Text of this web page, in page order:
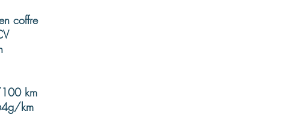
coffre
km
km